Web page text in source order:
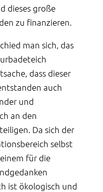
dieses große
zu finanzieren.
man sich, das
dass dieser
auch
und
an den
Da sich der
selbst
für die
ist ökologisch und